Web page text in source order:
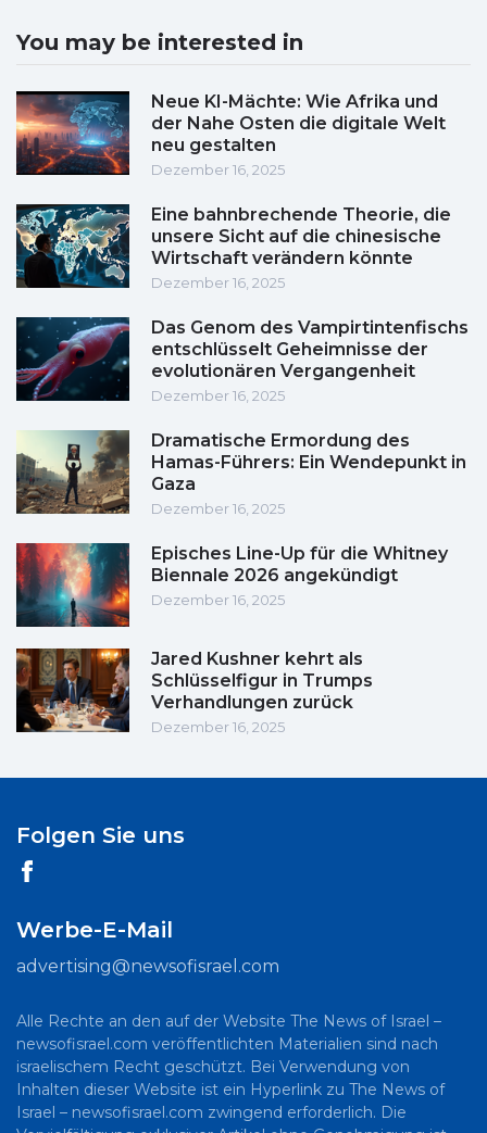
You may be interested in
Neue KI-Mächte: Wie Afrika und
der Nahe Osten die digitale Welt
neu gestalten
Dezember 16, 2025
Eine bahnbrechende Theorie, die
unsere Sicht auf die chinesische
Wirtschaft verändern könnte
Dezember 16, 2025
Das Genom des Vampirtintenfischs
entschlüsselt Geheimnisse der
evolutionären Vergangenheit
Dezember 16, 2025
Dramatische Ermordung des
Hamas-Führers: Ein Wendepunkt in
Gaza
Dezember 16, 2025
Episches Line-Up für die Whitney
Biennale 2026 angekündigt
Dezember 16, 2025
Jared Kushner kehrt als
Schlüsselfigur in Trumps
Verhandlungen zurück
Dezember 16, 2025
Folgen Sie uns
Werbe-E-Mail
advertising@newsofisrael.com
Alle Rechte an den auf der Website The News of Israel –
newsofisrael.com veröffentlichten Materialien sind nach
israelischem Recht geschützt. Bei Verwendung von
Inhalten dieser Website ist ein Hyperlink zu The News of
Israel – newsofisrael.com zwingend erforderlich. Die